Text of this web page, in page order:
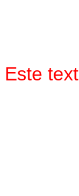
Este